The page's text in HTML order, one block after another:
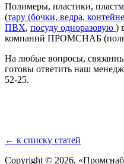
Полимеры, пластики,
(тару (бочки, ведра,
ПВХ, посуду одноразовую )
компаний ПРОМСНАБ
На любые вопросы,
готовы ответить наш
52-25.
← к списку статей
Copyright © 2026,